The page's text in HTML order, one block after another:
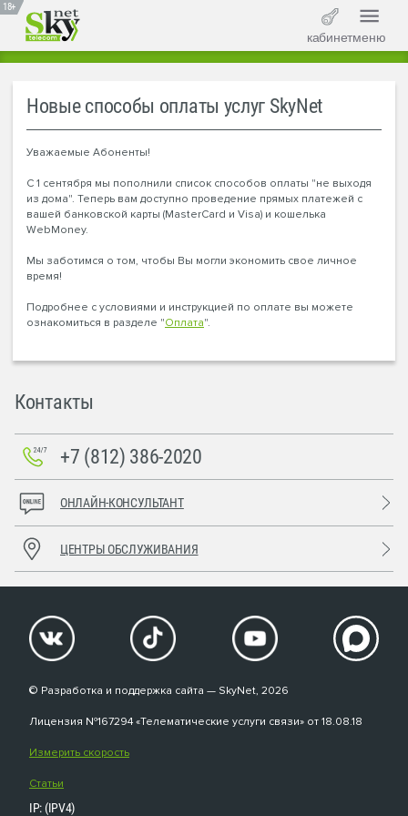
18+
кабинетменю
Новые способы оплаты услуг SkyNet
Уважаемые Абоненты!
С 1 сентября мы пополнили список способов оплаты "не выходя
из дома". Теперь вам доступно проведение прямых платежей с
вашей банковской карты (MasterCard и Visa) и кошелька
WebMoney.
Мы заботимся о том, чтобы Вы могли экономить свое личное
время!
Подробнее с условиями и инструкцией по оплате вы можете
ознакомиться в разделе "Оплата".
Контакты
+7 (812) 386-2020
ОНЛАЙН-КОНСУЛЬТАНТ
ЦЕНТРЫ ОБСЛУЖИВАНИЯ
© Разработка и поддержка сайта — SkyNet, 2026
Лицензия №167294 «Телематические услуги связи» от 18.08.18
Измерить скорость
Статьи
IP: (IPV4)